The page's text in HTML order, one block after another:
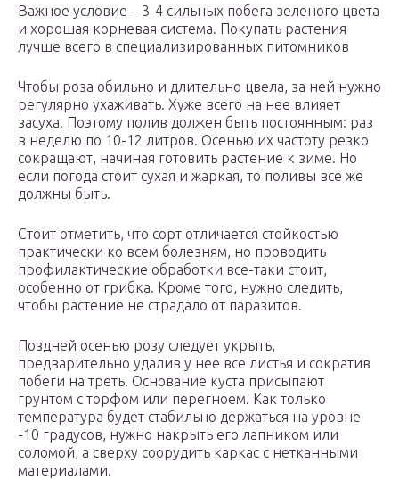
Важное условие – 3-4 сильных побега зеленого цвета
и хорошая корневая система. Покупать растения
лучше всего в специализированных питомников
Чтобы роза обильно и длительно цвела, за ней нужно
регулярно ухаживать. Хуже всего на нее влияет
засуха. Поэтому полив должен быть постоянным: раз
в неделю по 10-12 литров. Осенью их частоту резко
сокращают, начиная готовить растение к зиме. Но
если погода стоит сухая и жаркая, то поливы все же
должны быть.
Стоит отметить, что сорт отличается стойкостью
практически ко всем болезням, но проводить
профилактические обработки все-таки стоит,
особенно от грибка. Кроме того, нужно следить,
чтобы растение не страдало от паразитов.
Поздней осенью розу следует укрыть,
предварительно удалив у нее все листья и сократив
побеги на треть. Основание куста присыпают
грунтом с торфом или перегноем. Как только
температура будет стабильно держаться на уровне
-10 градусов, нужно накрыть его лапником или
соломой, а сверху соорудить каркас с нетканными
материалами.